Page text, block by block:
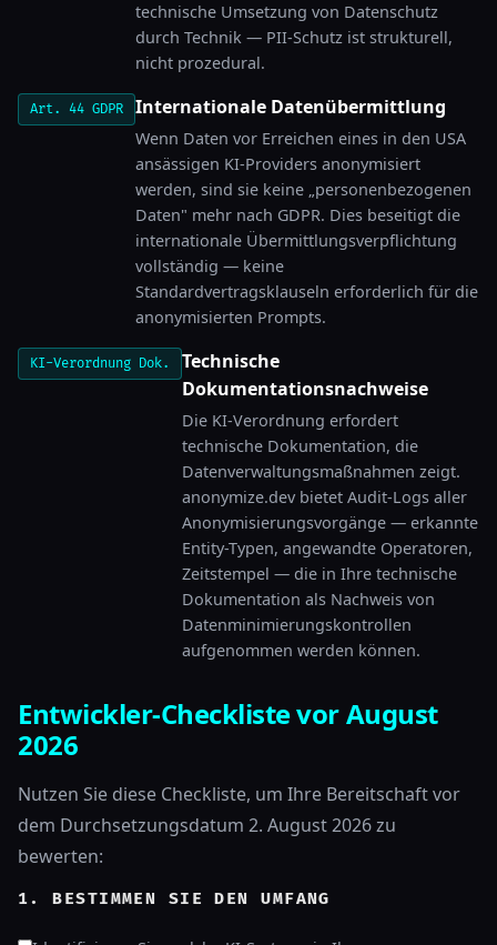
technische Umsetzung von Datenschutz
durch Technik — PII-Schutz ist strukturell,
nicht prozedural.
Art. 44 GDPR Internationale Datenübermittlung
Wenn Daten vor Erreichen eines in den USA
ansässigen KI-Providers anonymisiert
werden, sind sie keine „personenbezogenen
Daten" mehr nach GDPR. Dies beseitigt die
internationale Übermittlungsverpflichtung
vollständig — keine
Standardvertragsklauseln erforderlich für die
anonymisierten Prompts.
KI-Verordnung Dok.
Technische
Dokumentationsnachweise
Die KI-Verordnung erfordert
technische Dokumentation, die
Datenverwaltungsmaßnahmen zeigt.
anonymize.dev bietet Audit-Logs aller
Anonymisierungsvorgänge — erkannte
Entity-Typen, angewandte Operatoren,
Zeitstempel — die in Ihre technische
Dokumentation als Nachweis von
Datenminimierungskontrollen
aufgenommen werden können.
Entwickler-Checkliste vor August
2026
Nutzen Sie diese Checkliste, um Ihre Bereitschaft vor
dem Durchsetzungsdatum 2. August 2026 zu
bewerten:
1. BESTIMMEN SIE DEN UMFANG